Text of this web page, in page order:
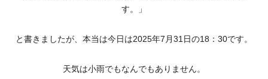
す。」
と書きましたが、本当は今日は2025年7月31日の18：30です。
天気は小雨でもなんでもありません。